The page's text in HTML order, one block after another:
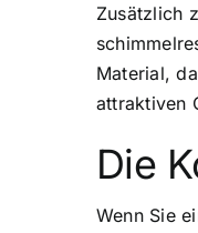
Zusätzlich
Material,
attraktiven
Die
Wenn Sie